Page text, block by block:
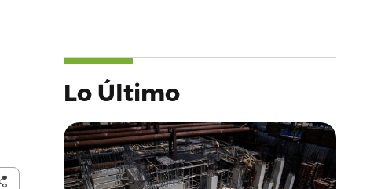
Lo Último